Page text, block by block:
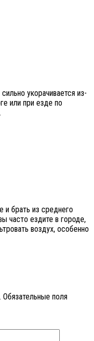
укорачивается из-
или при езде по
брать из среднего
часто ездите в городе,
воздух, особенно
Обязательные поля